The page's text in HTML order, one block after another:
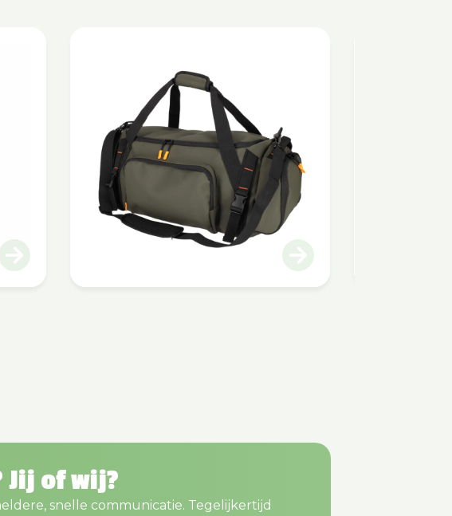
Jij of wij?
snelle communicatie. Tegelijkertijd